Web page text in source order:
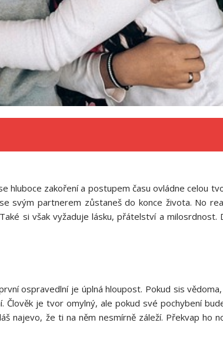
zakoření a postupem času ovládne celou
svým partnerem zůstaneš do konce života. No
si však vyžaduje lásku, přátelství a milosrdnost.
ospravedlní je úplná hloupost. Pokud sis
je tvor omylný, ale pokud své pochybení
najevo, že ti na něm nesmírně záleží. Překvap ho